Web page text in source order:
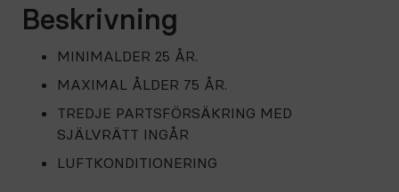
Beskrivning
MINIMALDER 25 ÅR.
MAXIMAL ÅLDER 75 ÅR.
TREDJE PARTSFÖRSÄKRING MED
SJÄLVRÄTT INGÅR
LUFTKONDITIONERING